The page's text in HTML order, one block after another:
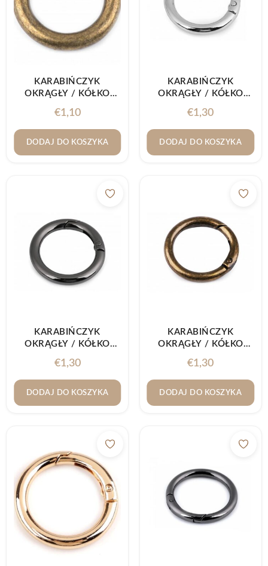
KARABIŃCZYK
OKRĄGŁY / KÓŁKO
€1,10
DODAJ DO KOSZYKA
KARABIŃCZYK
OKRĄGŁY / KÓŁKO
€1,30
DODAJ DO KOSZYKA
KARABIŃCZYK
OKRĄGŁY / KÓŁKO
CZARNY
€1,30
DODAJ DO KOSZYKA
KARABIŃCZYK
OKRĄGŁY / KÓŁKO
€1,30
DODAJ DO KOSZYKA